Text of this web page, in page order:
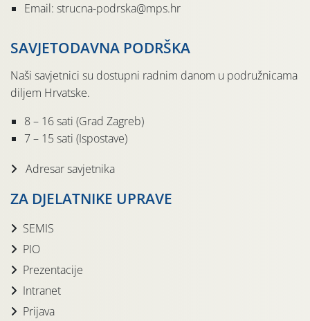
Email: strucna-podrska@mps.hr
SAVJETODAVNA PODRŠKA
Naši savjetnici su dostupni radnim danom u podružnicama
diljem Hrvatske.
8 – 16 sati (Grad Zagreb)
7 – 15 sati (Ispostave)
Adresar savjetnika
ZA DJELATNIKE UPRAVE
SEMIS
PIO
Prezentacije
Intranet
Prijava